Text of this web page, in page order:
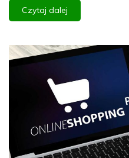
Czytaj dalej